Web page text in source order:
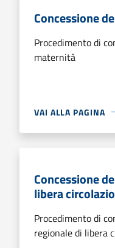
Concessione
Procedimento di
maternità
VAI ALLA PAGINA
Concessione
libera
Procedimento di
regionale di libera